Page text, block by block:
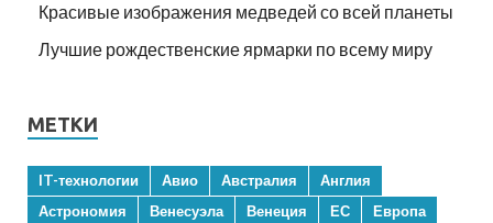
Красивые изображения медведей со всей планеты
Лучшие рождественские ярмарки по всему миру
МЕТКИ
IT-технологии Авио Австралия
Англия
Астрономия
Венесуэла Венеция ЕС
Европа